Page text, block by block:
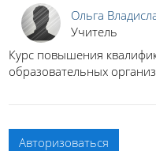
Ольга
Учитель
Курс повышения
образовательных
Авторизоваться